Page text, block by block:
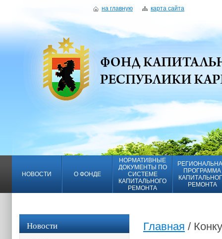
на главную карта сайта
НОВОСТИ О ФОНДЕ
НОРМАТИВНЫЕ
ДОКУМЕНТЫ ПО
СИСТЕМЕ
КАПИТАЛЬНОГО
РЕМОНТА
ПРОГРАММА
РЕМОНТА
Новости Главная /